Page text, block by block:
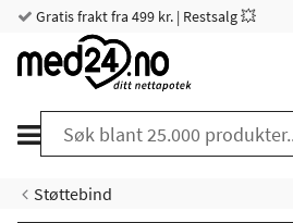
Gratis frakt fra 499 kr. | Restsalg 💥
Støttebind